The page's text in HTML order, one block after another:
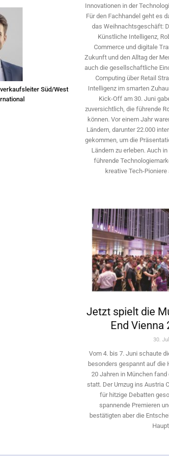
Süd/West
Innovationen in der
Für den Fachhandel geht es
das Weihnachtsgeschäft:
Künstliche Intelligenz,
Commerce und digitale
Zukunft und den Alltag der
auch die gesellschaftliche
Computing über Retail
Intelligenz im smarten
Kick-Off am 30. Juni
zuversichtlich, die führende
können. Vor einem Jahr
Ländern, ­darunter 22.000
gekommen, um die
Ländern zu erleben. Auch
führende
kreative Tech-
Jetzt spielt die
End Vienna
30.
Vom 4. bis 7. Juni schaute
besonders gespannt auf die
20 Jahren in München
statt. Der Umzug ins Austria
für hitzige Debatten
spannende Premieren
bestätigten aber die